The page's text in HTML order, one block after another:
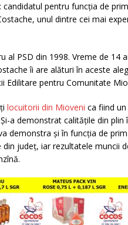
candidatul pentru funcția de
unul dintre cei mai
al PSD din 1998. Vreme de 14
îi are alături în aceste
Edilitare pentru Comunitate
locuitorii din Mioveni ca fiind
a demonstrat calitățile din plin
demonstra și în funcția de
județ, iar rezultatele muncii